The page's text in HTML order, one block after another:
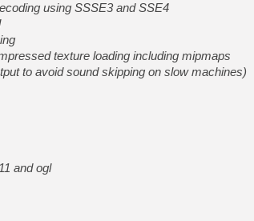
using SSSE3 and SSE4
texture loading including mipmaps
to avoid sound skipping on slow machines)
and ogl